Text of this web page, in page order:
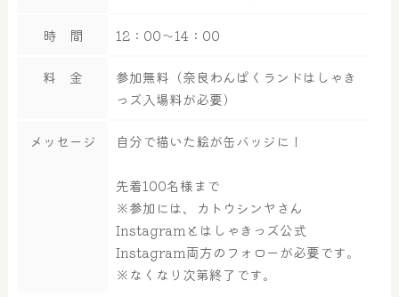
大浴場 サウナ・岩盤浴
時 間 12：00～14：00
料 金
参加無料（奈良わんぱくランドはしゃき
っズ入場料が必要）
メッセージ 自分で描いた絵が缶バッジに！
先着100名様まで
※参加には、カトウシンヤさん
Instagramとはしゃきっズ公式
Instagram両方のフォローが必要です。
※なくなり次第終了です。